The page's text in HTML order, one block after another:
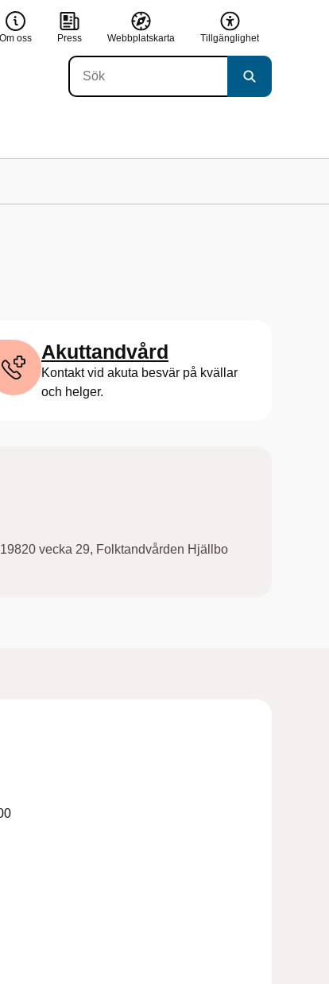
Om oss Press Webbplatskarta Tillgänglighet
Akuttandvård
Kontakt vid akuta besvär på kvällar
och helger.
vecka 29, Folktandvården Hjällbo